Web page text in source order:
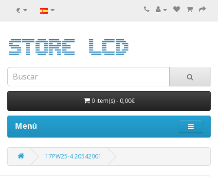
€
0 item(s)- 0,00€
Menú
17PW25-4 20542001